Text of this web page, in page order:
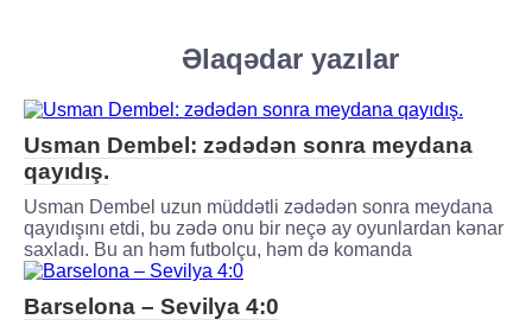
Əlaqədar yazılar
Usman Dembel: zədədən sonra meydana
qayıdış.
Usman Dembel uzun müddətli zədədən sonra meydana
qayıdışını etdi, bu zədə onu bir neçə ay oyunlardan kənar
saxladı. Bu an həm futbolçu, həm də komanda
Barselona – Sevilya 4:0